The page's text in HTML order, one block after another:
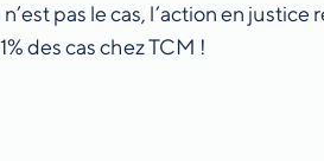
pas le cas, l’action en
des cas chez TCM !